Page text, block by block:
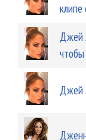
Джей
Джей